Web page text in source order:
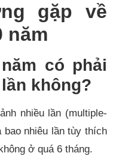
gặp về
năm
có phải
không?
nhiều lần (multiple-
bao nhiêu lần tùy thích
ở quá 6 tháng.